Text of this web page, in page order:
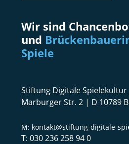
Wir sind
und
Spiele
Stiftung Digitale Spielekultur
Marburger Str. 2 | D 10789
kontakt@stiftung-digitale-
030 236 258 94 0